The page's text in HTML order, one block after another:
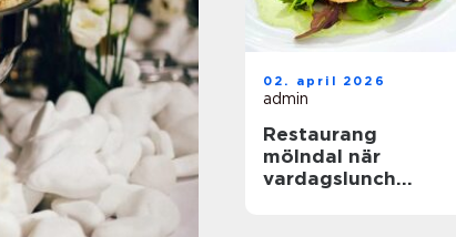
02. april 2026
admin
Restaurang
mölndal när
vardagslunch